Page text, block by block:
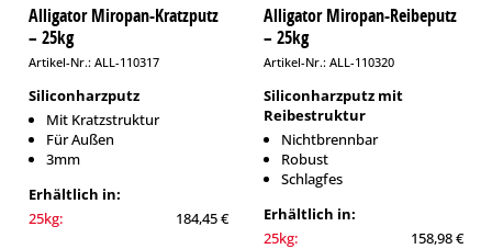
Alligator Miropan-Kratzputz
– 25kg
Artikel-Nr.: ALL-110317
Siliconharzputz
Mit Kratzstruktur
Für Außen
3mm
Erhältlich in:
25kg:
184,45 €
Alligator Miropan-Reibeputz
– 25kg
Artikel-Nr.: ALL-110320
Siliconharzputz mit
Reibestruktur
Nichtbrennbar
Robust
Schlagfes
Erhältlich in:
25kg:
158,98 €